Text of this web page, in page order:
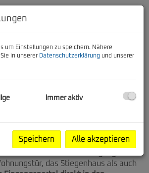
Lage in Graz
eine großzügige Wohnung mit einer
diese nach Ihrenindividuellen
und zu gestalten.
das Stiegenhaus als auch
um Einstellungen zu speichern. Nähere
in unserer Datenschutzerklärung und unserer
immer aktiv
Speichern Alle akzeptieren